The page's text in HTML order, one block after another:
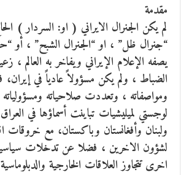
مقدمة
لم يكن الجنرال الايراني ( او: السردار )
“جنرال ظل” ، او “الجنرال الشبح” ، أو
يصفه الإعلام الإيراني ويفاخر به العالم ،
الضباط ، ولم يكن مسؤولاً عادياً في
ومواصفاته ، وتعددت صلاحياته
لوجستي لميليشيات تباينت أسماؤها في
ولبنان وأفغانستان وباكستان، مع خروقات
لشؤون الاخرين ، فضلا عن تدخلات
اخرى تتجاوز العلاقات الخارجية